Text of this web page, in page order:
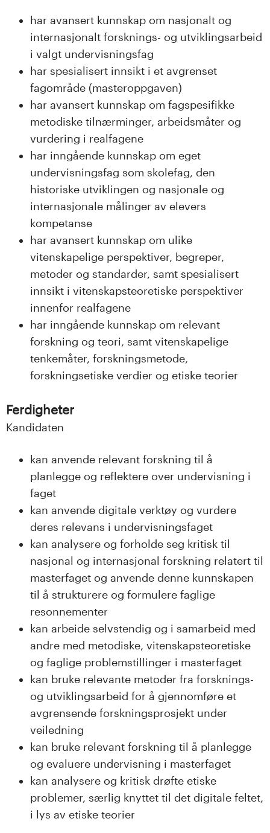
har avansert kunnskap om nasjonalt og
internasjonalt forsknings- og utviklingsarbeid
i valgt undervisningsfag
har spesialisert innsikt i et avgrenset
fagområde (masteroppgaven)
har avansert kunnskap om fagspesifikke
metodiske tilnærminger, arbeidsmåter og
vurdering i realfagene
har inngående kunnskap om eget
undervisningsfag som skolefag, den
historiske utviklingen og nasjonale og
internasjonale målinger av elevers
kompetanse
har avansert kunnskap om ulike
vitenskapelige perspektiver, begreper,
metoder og standarder, samt spesialisert
innsikt i vitenskapsteoretiske perspektiver
innenfor realfagene
har inngående kunnskap om relevant
forskning og teori, samt vitenskapelige
tenkemåter, forskningsmetode,
forskningsetiske verdier og etiske teorier
Ferdigheter
Kandidaten
kan anvende relevant forskning til å
planlegge og reflektere over undervisning i
faget
kan anvende digitale verktøy og vurdere
deres relevans i undervisningsfaget
kan analysere og forholde seg kritisk til
nasjonal og internasjonal forskning relatert til
masterfaget og anvende denne kunnskapen
til å strukturere og formulere faglige
resonnementer
kan arbeide selvstendig og i samarbeid med
andre med metodiske, vitenskapsteoretiske
og faglige problemstillinger i masterfaget
kan bruke relevante metoder fra forsknings-
og utviklingsarbeid for å gjennomføre et
avgrensende forskningsprosjekt under
veiledning
kan bruke relevant forskning til å planlegge
og evaluere undervisning i masterfaget
kan analysere og kritisk drøfte etiske
problemer, særlig knyttet til det digitale feltet,
i lys av etiske teorier